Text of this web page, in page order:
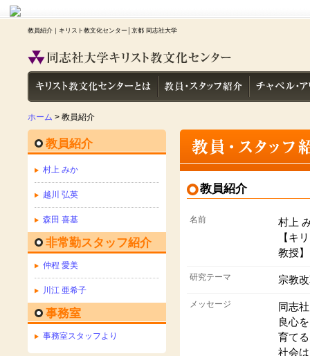
教員紹介｜キリスト教文化センター│京都 同志社大学
ホーム > 教員紹介
教員紹介
名前
村上
【キ
教授】
研究テーマ 宗教
メッセージ
同志
良心
育て
社会
教員紹介
村上 みか
越川 弘英
森田 喜基
非常勤スタッフ紹介
仲程 愛美
川江 亜希子
事務室
事務室スタッフより